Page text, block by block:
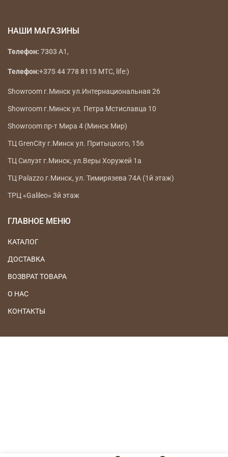
НАШИ МАГАЗИНЫ
Телефон: 7303A1,
Телефон:+375 44 778 8115 МТС, life:)
Showroom г.Минск ул.Интернациональная 26
Showroom г.Минск ул. Петра Мстиславца 10
Showroom пр-т Мира 4 (Минск Мир)
ТЦ GrenCity г.Минск ул. Притыцкого, 156
ТЦ Силуэт г.Минск, ул.Веры Хоружей 1а
ТЦ Palazzo г.Минск, ул. Тимирязева 74А (1й этаж)
ТРЦ «Galileo» 3й этаж
ГЛАВНОЕ МЕНЮ
КАТАЛОГ
ДОСТАВКА
ВОЗВРАТ ТОВАРА
О НАС
КОНТАКТЫ